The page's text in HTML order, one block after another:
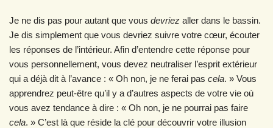
Je ne dis pas pour autant que vous devriez aller dans le bassin.
Je dis simplement que vous devriez suivre votre cœur, écouter
les réponses de l’intérieur. Afin d’entendre cette réponse pour
vous personnellement, vous devez neutraliser l’esprit extérieur
qui a déjà dit à l’avance : « Oh non, je ne ferai pas cela. » Vous
apprendrez peut-être qu’il y a d’autres aspects de votre vie où
vous avez tendance à dire : « Oh non, je ne pourrai pas faire
cela. » C’est là que réside la clé pour découvrir votre illusion